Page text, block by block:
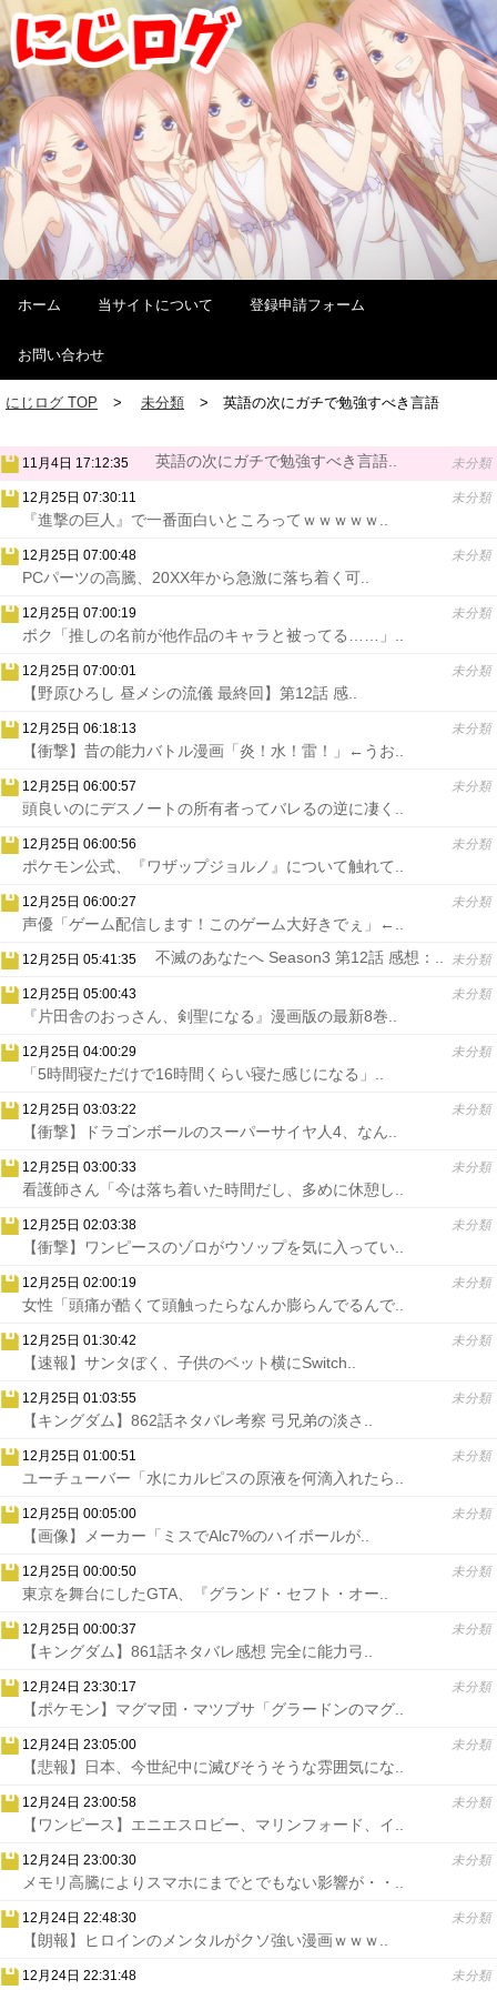
ホーム 当サイトについて 登録申請フォーム
お問い合わせ
にじログ TOP 未分類 英語の次にガチで勉強すべき言語
11月4日 17:12:35 未分類
英語の次にガチで勉強すべき言語..
12月25日 07:30:11 未分類
『進撃の巨人』で一番面白いところってｗｗｗｗｗ..
12月25日 07:00:48 未分類
PCパーツの高騰、20XX年から急激に落ち着く可..
12月25日 07:00:19 未分類
ボク「推しの名前が他作品のキャラと被ってる……」..
12月25日 07:00:01 未分類
【野原ひろし 昼メシの流儀 最終回】第12話 感..
12月25日 06:18:13 未分類
【衝撃】昔の能力バトル漫画「炎！水！雷！」←うお..
12月25日 06:00:57 未分類
頭良いのにデスノートの所有者ってバレるの逆に凄く..
12月25日 06:00:56 未分類
ポケモン公式、『ワザップジョルノ』について触れて..
12月25日 06:00:27 未分類
声優「ゲーム配信します！このゲーム大好きでぇ」←..
12月25日 05:41:35 未分類
不滅のあなたへ Season3 第12話 感想：..
12月25日 05:00:43 未分類
『片田舎のおっさん、剣聖になる』漫画版の最新8巻..
12月25日 04:00:29 未分類
「5時間寝ただけで16時間くらい寝た感じになる」..
12月25日 03:03:22 未分類
【衝撃】ドラゴンボールのスーパーサイヤ人4、なん..
12月25日 03:00:33 未分類
看護師さん「今は落ち着いた時間だし、多めに休憩し..
12月25日 02:03:38 未分類
【衝撃】ワンピースのゾロがウソップを気に入ってい..
12月25日 02:00:19 未分類
女性「頭痛が酷くて頭触ったらなんか膨らんでるんで..
12月25日 01:30:42 未分類
【速報】サンタぼく、子供のベット横にSwitch..
12月25日 01:03:55 未分類
【キングダム】862話ネタバレ考察 弓兄弟の淡さ..
12月25日 01:00:51 未分類
ユーチューバー「水にカルピスの原液を何滴入れたら..
12月25日 00:05:00 未分類
【画像】メーカー「ミスでAlc7%のハイボールが..
12月25日 00:00:50 未分類
東京を舞台にしたGTA、『グランド・セフト・オー..
12月25日 00:00:37 未分類
【キングダム】861話ネタバレ感想 完全に能力弓..
12月24日 23:30:17 未分類
【ポケモン】マグマ団・マツブサ「グラードンのマグ..
12月24日 23:05:00 未分類
【悲報】日本、今世紀中に滅びそうそうな雰囲気にな..
12月24日 23:00:58 未分類
【ワンピース】エニエスロビー、マリンフォード、イ..
12月24日 23:00:30 未分類
メモリ高騰によりスマホにまでとでもない影響が・・..
12月24日 22:48:30 未分類
【朗報】ヒロインのメンタルがクソ強い漫画ｗｗｗ..
12月24日 22:31:48 未分類